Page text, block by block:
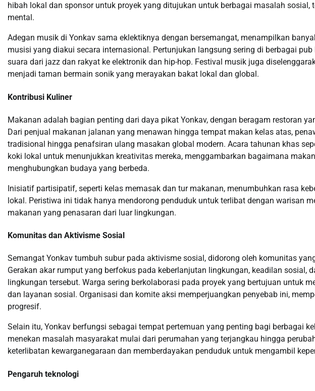
hibah lokal dan sponsor untuk proyek yang ditujukan untuk berbagai masalah sosial,
mental.
Adegan musik di Yonkav sama eklektiknya dengan bersemangat, menampilkan
musisi yang diakui secara internasional. Pertunjukan langsung sering di berbagai
suara dari jazz dan rakyat ke elektronik dan hip-hop. Festival musik juga
menjadi taman bermain sonik yang merayakan bakat lokal dan global.
Kontribusi Kuliner
Makanan adalah bagian penting dari daya pikat Yonkav, dengan beragam restoran
Dari penjual makanan jalanan yang menawan hingga tempat makan kelas atas,
tradisional hingga penafsiran ulang masakan global modern. Acara tahunan khas
koki lokal untuk menunjukkan kreativitas mereka, menggambarkan bagaimana
menghubungkan budaya yang berbeda.
Inisiatif partisipatif, seperti kelas memasak dan tur makanan, menumbuhkan rasa
lokal. Peristiwa ini tidak hanya mendorong penduduk untuk terlibat dengan warisan
makanan yang penasaran dari luar lingkungan.
Komunitas dan Aktivisme Sosial
Semangat Yonkav tumbuh subur pada aktivisme sosial, didorong oleh komunitas
Gerakan akar rumput yang berfokus pada keberlanjutan lingkungan, keadilan sosial,
lingkungan tersebut. Warga sering berkolaborasi pada proyek yang bertujuan untuk
dan layanan sosial. Organisasi dan komite aksi memperjuangkan penyebab ini,
progresif.
Selain itu, Yonkav berfungsi sebagai tempat pertemuan yang penting bagi berbagai
menekan masalah masyarakat mulai dari perumahan yang terjangkau hingga
keterlibatan kewarganegaraan dan memberdayakan penduduk untuk mengambil
Pengaruh teknologi